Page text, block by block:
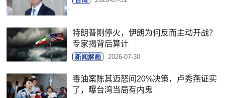
特朗普刚停火，伊朗为何反而主动开战？
专家揭背后算计
新闻解画 2026-07-30
毒油案陈其迈怒问20%决策，卢秀燕证实
了，曝台湾当局有内鬼